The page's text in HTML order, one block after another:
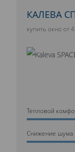
КАЛЕВА
купить окно от
Тепловой
Cнижение шума